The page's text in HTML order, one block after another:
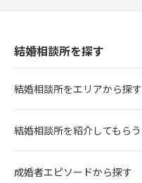
結婚相談所を探す
結婚相談所をエリアから探す
結婚相談所を紹介してもらう
成婚者エピソードから探す